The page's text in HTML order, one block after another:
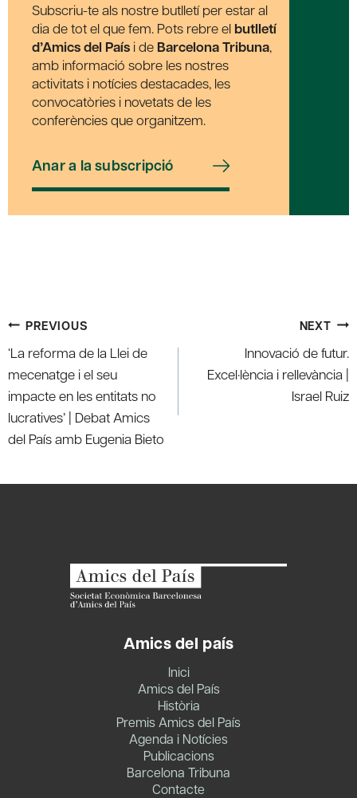
Subscriu-te als nostre butlletí per estar al
dia de tot el que fem. Pots rebre el butlletí
d’Amics del País i de Barcelona Tribuna,
amb informació sobre les nostres
activitats i notícies destacades, les
convocatòries i novetats de les
conferències que organitzem.
Anar a la subscripció
Post
navigation
PREVIOUS
‘La reforma de la Llei de
mecenatge i el seu
impacte en les entitats no
lucratives’ | Debat Amics
del País amb Eugenia Bieto
NEXT
Innovació de futur.
Excel·lència i rellevància |
Israel Ruiz
Amics del país
Inici
Amics del País
Història
Premis Amics del País
Agenda i Notícies
Publicacions
Barcelona Tribuna
Contacte